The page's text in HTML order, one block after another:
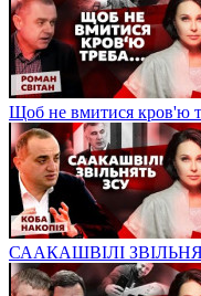
Щоб не вмитися кров'ю
СААКАШВІЛІ